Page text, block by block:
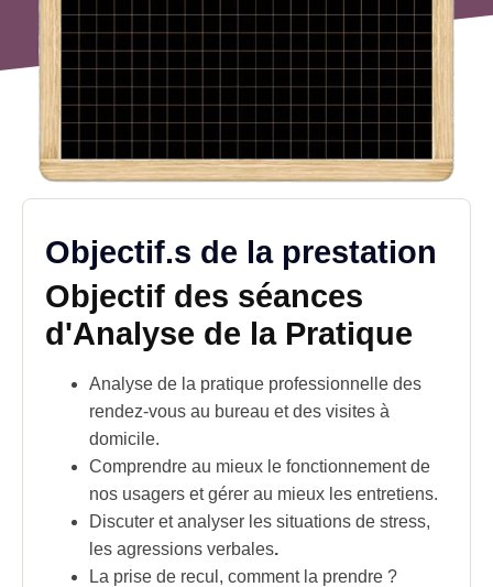
Objectif.s de la prestation
Objectif des séances
d'Analyse de la Pratique
Analyse de la pratique professionnelle des
rendez-vous au bureau et des visites à
domicile.
Comprendre au mieux le fonctionnement de
nos usagers et gérer au mieux les entretiens.
Discuter et analyser les situations de stress,
les agressions verbales.
La prise de recul, comment la prendre ?